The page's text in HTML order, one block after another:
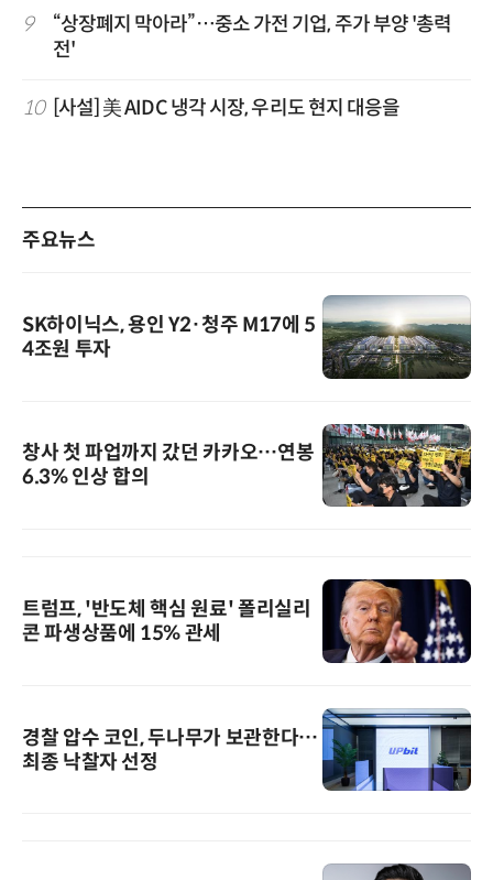
9
“상장폐지 막아라”…중소 가전 기업, 주가 부양 '총력
전'
10 [사설] 美 AIDC 냉각 시장, 우리도 현지 대응을
주요뉴스
SK하이닉스, 용인 Y2·청주 M17에 5
4조원 투자
창사 첫 파업까지 갔던 카카오…연봉
6.3% 인상 합의
트럼프, '반도체 핵심 원료' 폴리실리
콘 파생상품에 15% 관세
경찰 압수 코인, 두나무가 보관한다…
최종 낙찰자 선정